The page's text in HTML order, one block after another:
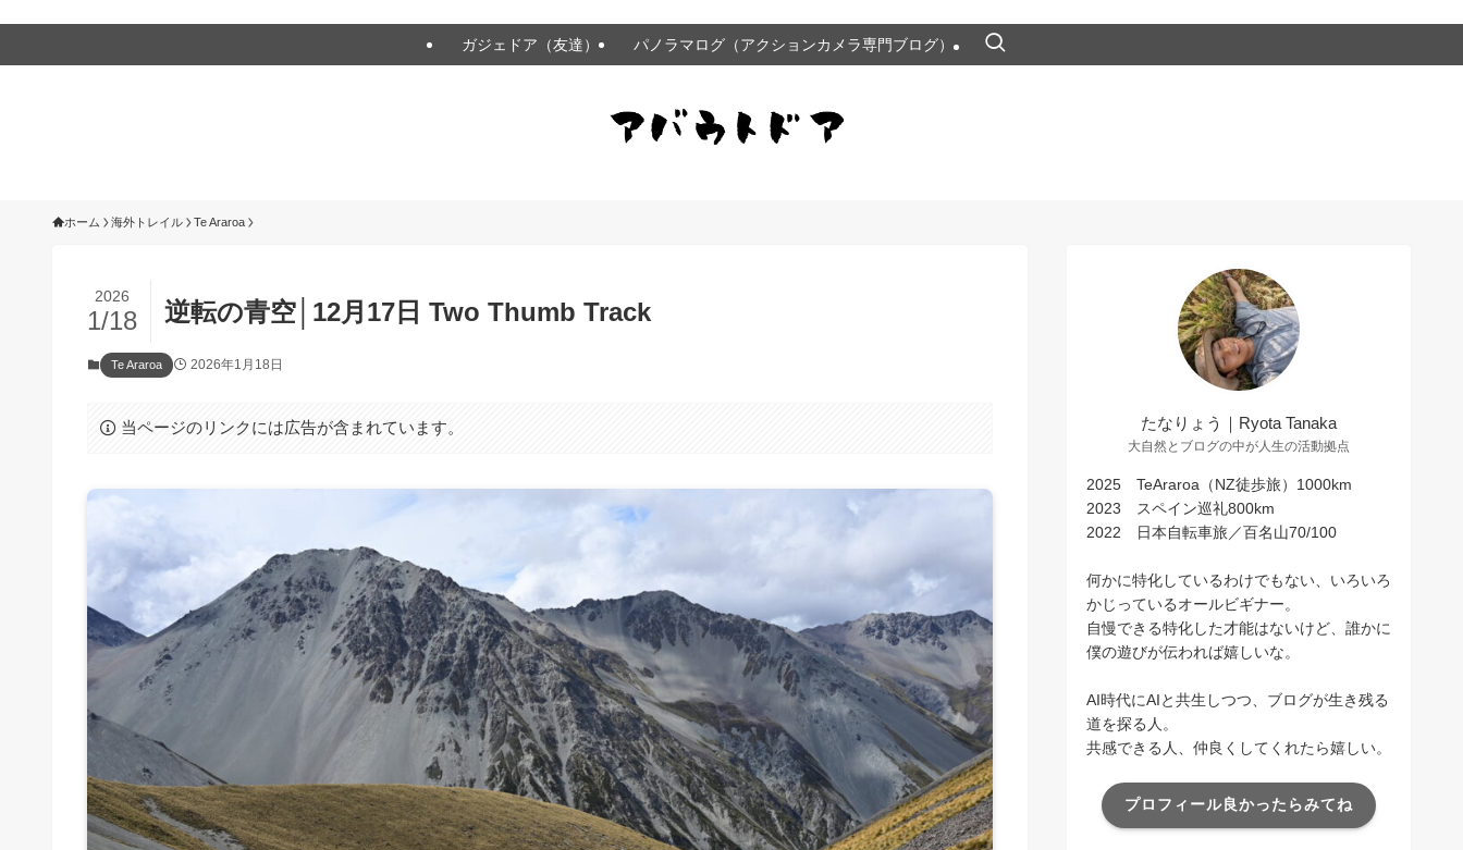
ガジェドア（友達） パノラマログ（アクションカメラ専門ブログ）
ホーム 海外トレイル Te Araroa
逆転の青空│12月17日 Two Thumb Track
2026
1/18
Te Araroa 2026年1月18日
当ページのリンクには広告が含まれています。 たなりょう｜Ryota Tanaka
大自然とブログの中が人生の活動拠点
2025 TeAraroa（NZ徒歩旅）1000km
2023 スペイン巡礼800km
2022 日本自転車旅／百名山70/100
何かに特化しているわけでもない、いろいろ
かじっているオールビギナー。
自慢できる特化した才能はないけど、誰かに
僕の遊びが伝われば嬉しいな。
AI時代にAIと共生しつつ、ブログが生き残る
道を探る人。
共感できる人、仲良くしてくれたら嬉しい。
プロフィール良かったらみてね